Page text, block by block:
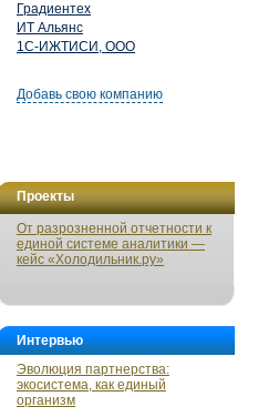
Градиентех
ИТ Альянс
1С-ИЖТИСИ, ООО
Добавь свою компанию
Проекты
От разрозненной отчетности к
единой системе аналитики —
кейс «Холодильник.ру»
Интервью
Эволюция партнерства:
экосистема, как единый
организм